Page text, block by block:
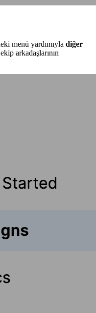
menü yardımıyla diğer
arkadaşlarının